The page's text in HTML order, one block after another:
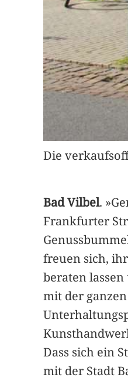
Die
Bad Vilbel.
Frankfurter
freuen sich,
beraten
mit der
Dass sich ein
mit der Stadt